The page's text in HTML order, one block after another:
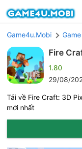
Game4u.Mobi
Fire
1.80
29/08/
Tải về Fire Craft: 3D
mới nhất